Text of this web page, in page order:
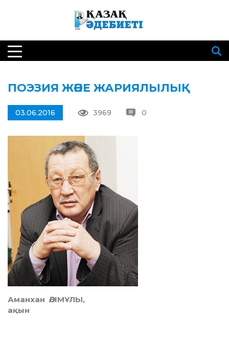
ПОЭЗИЯ ЖӘНЕ ЖАРИЯЛЫЛЫҚ
03.06.2016 3969 0
Аманхан ӘЛІМҰЛЫ,
ақын